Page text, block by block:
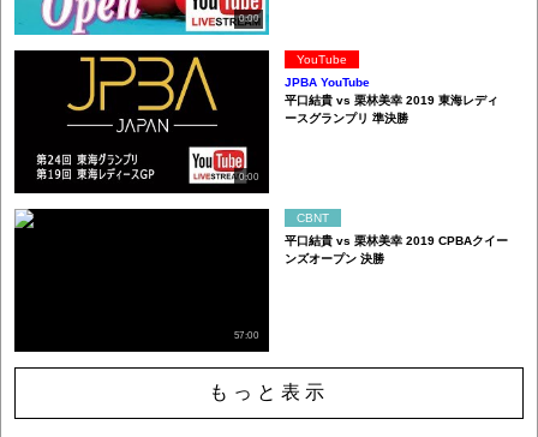
0:00
0:00
YouTube
JPBA YouTube
平口結貴 vs 栗林美幸 2019 東海レディ
ースグランプリ 準決勝
57:00
CBNT
平口結貴 vs 栗林美幸 2019 CPBAクイー
ンズオープン 決勝
もっと表示